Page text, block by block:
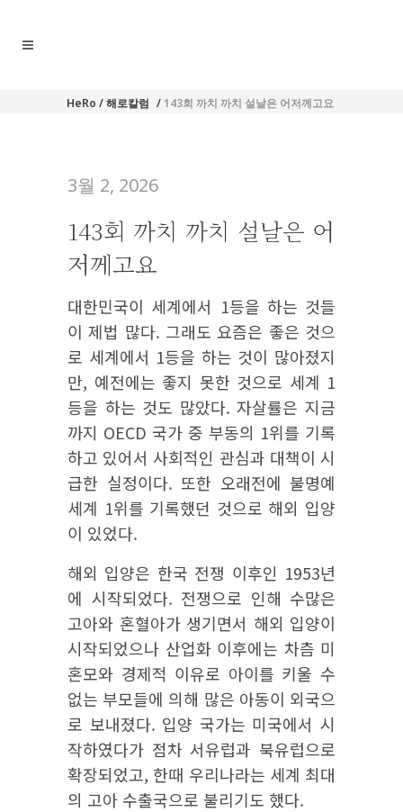
HeRo /해로칼럼 / 143회 까치 까치 설날은 어저께고요
3월 2, 2026
143회 까치 까치 설날은 어
저께고요
대한민국이 세계에서 1등을 하는 것들
이 제법 많다. 그래도 요즘은 좋은 것으
로 세계에서 1등을 하는 것이 많아졌지
만, 예전에는 좋지 못한 것으로 세계 1
등을 하는 것도 많았다. 자살률은 지금
까지 OECD 국가 중 부동의 1위를 기록
하고 있어서 사회적인 관심과 대책이 시
급한 실정이다. 또한 오래전에 불명예
세계 1위를 기록했던 것으로 해외 입양
이 있었다.
해외 입양은 한국 전쟁 이후인 1953년
에 시작되었다. 전쟁으로 인해 수많은
고아와 혼혈아가 생기면서 해외 입양이
시작되었으나 산업화 이후에는 차츰 미
혼모와 경제적 이유로 아이를 키울 수
없는 부모들에 의해 많은 아동이 외국으
로 보내졌다. 입양 국가는 미국에서 시
작하였다가 점차 서유럽과 북유럽으로
확장되었고, 한때 우리나라는 세계 최대
의 고아 수출국으로 불리기도 했다.